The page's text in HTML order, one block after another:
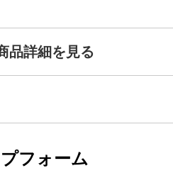
品詳細を見る
フォーム